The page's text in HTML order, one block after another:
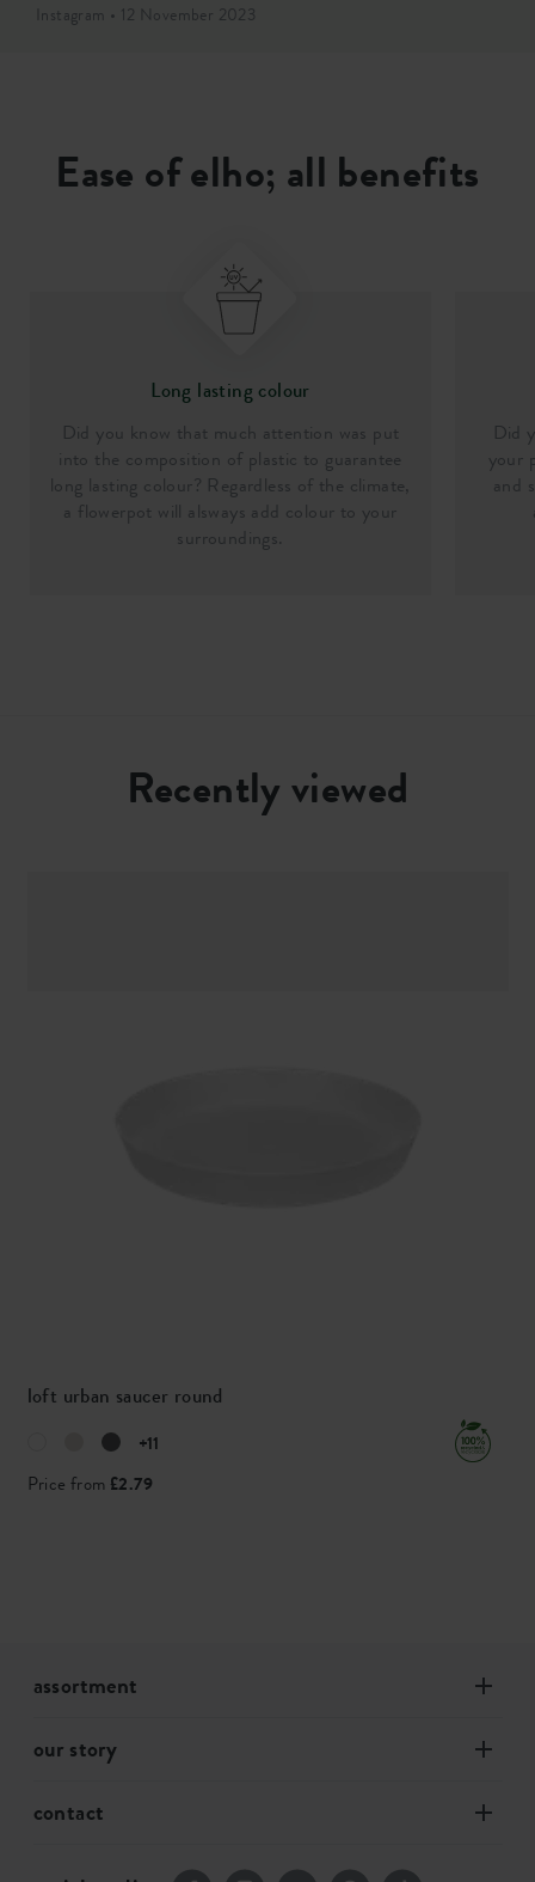
Instagram • 12 November 2023
Ease of elho; all benefits
Long lasting colour
Did you know that much attention was put
into the composition of plastic to guarantee
long lasting colour? Regardless of the climate,
a flowerpot will alsways add colour to your
surroundings.
Did
your
and
Recently viewed
loft urban saucer round
+11
Price from £2.79
assortment
our story
contact